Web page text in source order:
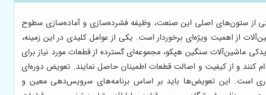
از ستون‌های اصلی این صنعت، وظیفه فشرده‌سازی و آماده‌سازی سطوح
از اهمیت ویژه‌ای برخوردار است. یکی از عوامل کلیدی در این زمینه،
ماشین‌آلات سنگین هپکو، مجموعه‌ای گسترده از قطعات مورد نیاز برای
کنند و از کیفیت و اصالت قطعات اطمینان حاصل نمایند. تعویض دوره‌ای
است. این تعویض‌ها باید بر اساس برنامه‌های سرویس‌دهی معین و